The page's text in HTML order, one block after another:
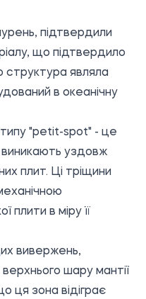
підтвердили
що підтвердило
структура являла
в океанічну
типу "petit-spot" - це
виникають уздовж
плит. Ці тріщини
в міру її
вивержень,
шару мантії
ця зона відіграє